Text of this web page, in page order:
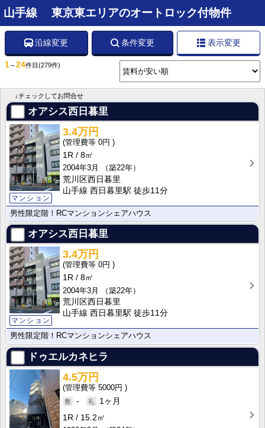
山手線 東京東エリアのオートロック付物件
沿線変更 条件変更 表示変更
1～24件目 (279件)
↓チェックしてお問合せ
オアシス西日暮里
マンション
3.4万円
0円
1R
8㎡
2004年3月
（築22年）
荒川区西日暮里
山手線 西日暮里駅 徒歩11分
男性限定階！RCマンションシェアハウス
オアシス西日暮里
マンション
3.4万円
0円
1R
8㎡
2004年3月
（築22年）
荒川区西日暮里
山手線 西日暮里駅 徒歩11分
男性限定階！RCマンションシェアハウス
ドゥエルカネヒラ
4.5万円
5000円
-
1ヶ月
1R
15.2㎡